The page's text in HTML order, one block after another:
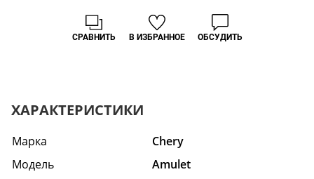
В ИЗБРАННОЕ
СРАВНИТЬ ОБСУДИТЬ
ХАРАКТЕРИСТИКИ
Марка
Chery
Модель
Amulet